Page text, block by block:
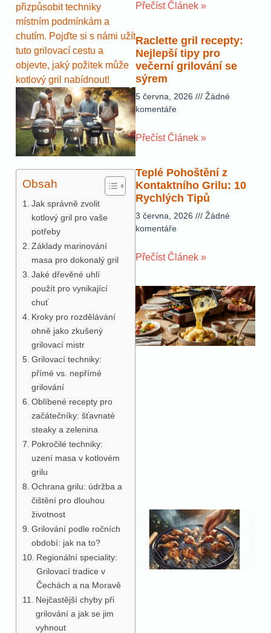
přizpůsobit techniky
místním podmínkám a
chutím. Pojďte si s námi užít
tuto grilovací cestu a
objevte, jaký požitek může
kotlový gril nabídnout!
Obsah
Jak správně zvolit
kotlový gril pro vaše
potřeby
Základy marinování
masa pro dokonalý gril
Jaké dřevěné uhlí
použít pro vynikající
chuť
Kroky pro rozdělávání
ohně jako zkušený
grilovací mistr
Grilovací techniky:
přímé vs. nepřímé
grilování
Oblíbené recepty pro
začátečníky: šťavnaté
steaky a zelenina
Pokročilé techniky:
uzení masa v kotlovém
grilu
Ochrana grilu: údržba a
čištění pro dlouhou
životnost
Grilování podle ročních
období: jak na to?
Regionální speciality:
Grilovací tradice v
Čechách a na Moravě
Nejčastější chyby při
grilování a jak se jim
vyhnout
Přečíst Článek »
Raclette gril recepty:
Nejlepší tipy pro
večerní grilování se
sýrem
5 června, 2026
Žádné
komentáře
Přečíst Článek »
Teplé Pohoštění z
Kontaktního Grilu: 10
Rychlých Tipů
3 června, 2026
Žádné
komentáře
Přečíst Článek »